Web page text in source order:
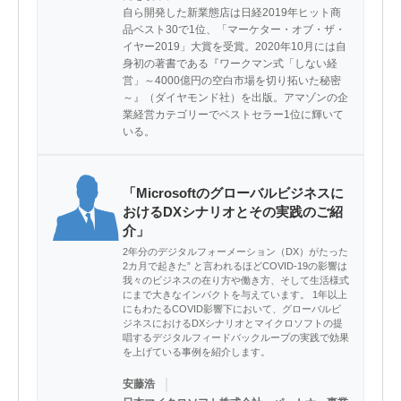
自ら開発した新業態店は日経2019年ヒット商
品ベスト30で1位、「マーケター・オブ・ザ・
イヤー2019」大賞を受賞。2020年10月には自
身初の著書である『ワークマン式「しない経
営」～4000億円の空白市場を切り拓いた秘密
～』（ダイヤモンド社）を出版。アマゾンの企
業経営カテゴリーでベストセラー1位に輝いて
いる。
「Microsoftのグローバルビジネスに
おけるDXシナリオとその実践のご紹
介」
2年分のデジタルフォーメーション（DX）がたった
2カ月で起きた” と言われるほどCOVID-19の影響は
我々のビジネスの在り方や働き方、そして生活様式
にまで大きなインパクトを与えています。 1年以上
にもわたるCOVID影響下において、グローバルビ
ジネスにおけるDXシナリオとマイクロソフトの提
唱するデジタルフィードバックループの実践で効果
を上げている事例を紹介します。
安藤浩